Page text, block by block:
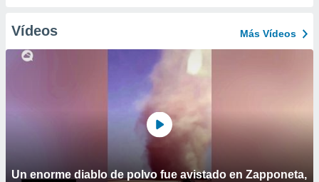
Vídeos Más Vídeos
Un enorme diablo de polvo fue avistado en Zapponeta,